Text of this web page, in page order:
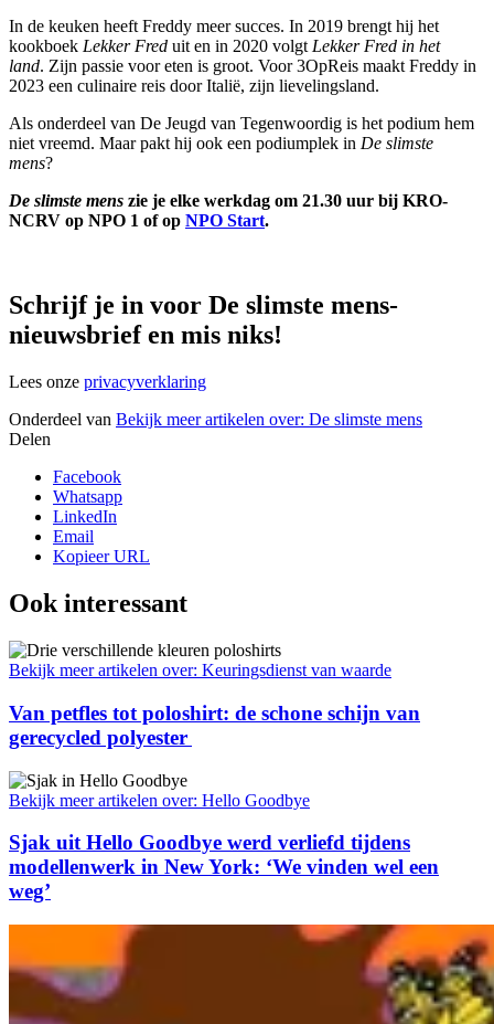
In de keuken heeft Freddy meer succes. In 2019 brengt hij het
kookboek Lekker Fred uit en in 2020 volgtLekker Fred in het
land. Zijn passie voor eten is groot. Voor 3OpReis maakt Freddy in
2023 een culinaire reis door Italië, zijn lievelingsland.
Als onderdeel van De Jeugd van Tegenwoordig is het podium hem
niet vreemd. Maar pakt hij ook een podiumplek in De slimste
mens?
De slimste mens zie je elke werkdag om 21.30 uur bij KRO-
NCRV op NPO 1 of op NPO Start.
Schrijf je in voor De slimste mens-
nieuwsbrief en mis niks!
Lees onze privacyverklaring
Onderdeel van Bekijk meer artikelen over: De slimste mens
Delen
Facebook
Whatsapp
LinkedIn
Email
Kopieer URL
Ook interessant
Bekijk meer artikelen over: Keuringsdienst van waarde
Van petfles tot poloshirt: de schone schijn van
gerecycled polyester
Bekijk meer artikelen over: Hello Goodbye
Sjak uit Hello Goodbye werd verliefd tijdens
modellenwerk in New York: ‘We vinden wel een
weg’